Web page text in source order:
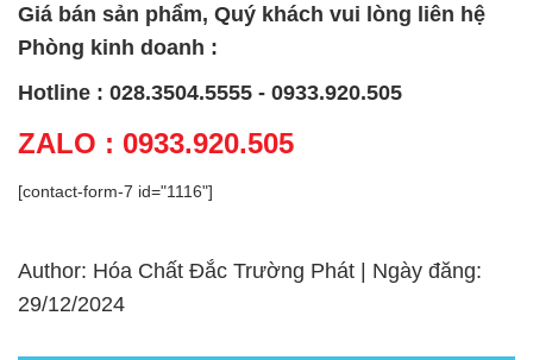
Giá bán sản phẩm, Quý khách vui lòng liên hệ
Phòng kinh doanh :
Hotline : 028.3504.5555 - 0933.920.505
ZALO : 0933.920.505
[contact-form-7 id="1116"]
Author: Hóa Chất Đắc Trường Phát | Ngày đăng:
29/12/2024